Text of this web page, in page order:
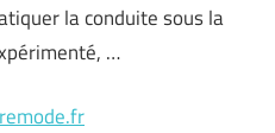
la conduite sous la
…